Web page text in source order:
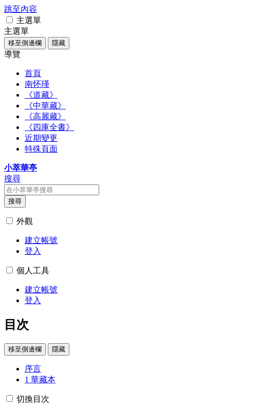
跳至內容
主選單
主選單
移至側邊欄 隱藏
導覽
首頁
南怀瑾
《道藏》
《中華藏》
《高麗藏》
《四庫全書》
近期變更
特殊頁面
小萃華亭
搜尋
搜尋
外觀
建立帳號
登入
個人工具
建立帳號
登入
目次
移至側邊欄 隱藏
序言
1 華藏本
切換目次